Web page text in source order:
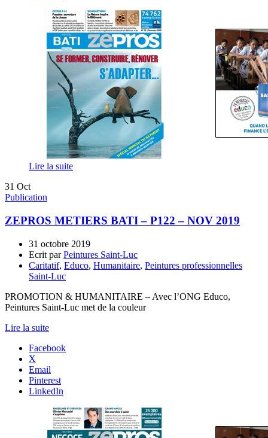
Lire la suite
31 Oct
Publication
ZEPROS METIERS BATI – P122 – NOV 2019
31 octobre 2019
Ecrit parPeintures Saint-Luc
Caritatif, Educo, Humanitaire, Peintures professionnelles
Saint-Luc
PROMOTION & HUMANITAIRE – Avec l’ONG Educo,
Peintures Saint-Luc met de la couleur
Lire la suite
Facebook
X
Email
Pinterest
LinkedIn